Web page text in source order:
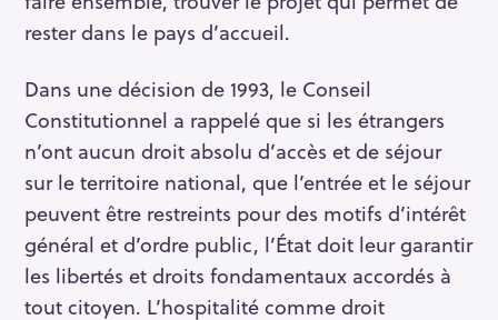
rester dans le pays d’accueil.
Dans une décision de 1993, le Conseil
Constitutionnel a rappelé que si les étrangers
n’ont aucun droit absolu d’accès et de séjour
sur le territoire national, que l’entrée et le séjour
peuvent être restreints pour des motifs d’intérêt
général et d’ordre public, l’État doit leur garantir
les libertés et droits fondamentaux accordés à
tout citoyen. L’hospitalité comme droit